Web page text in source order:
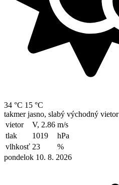
34 °C 15 °C
takmer jasno, slabý východný vietor
vietor
V, 2.86 m/s
tlak
1019
hPa
vlhkosť 23
%
pondelok 10. 8. 2026